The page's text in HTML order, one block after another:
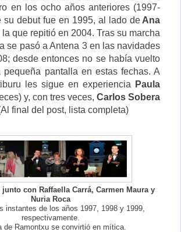
en los ocho años anteriores (1997-
su debut fue en 1995, al lado deAna
la que repitió en 2004. Tras su marcha
se pasó a Antena 3 en las navidades
desde entonces no se había vuelto
pantalla en estas fechas. A
les sigue en experiencia
Paula
y, con tres veces,Carlos Sobera
final del post, lista completa)
junto con Raffaella Carrá, Carmen Maura y
Nuria Roca
instantes de los años 1997, 1998 y 1999,
respectivamente.
de Ramontxu se convirtió en mítica.